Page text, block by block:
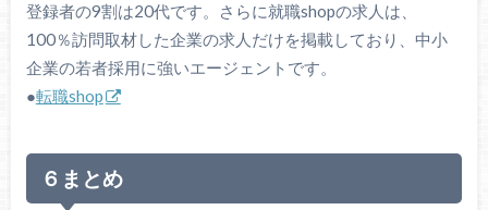
登録者の9割は20代です。さらに就職shopの求人は、
100％訪問取材した企業の求人だけを掲載しており、中小
企業の若者採用に強いエージェントです。
●転職shop
６まとめ